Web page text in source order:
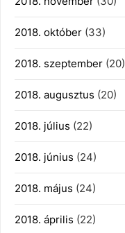
2018. október (33)
2018. szeptember (20)
2018. augusztus (20)
2018. július (22)
2018. június (24)
2018. május (24)
2018. április (22)